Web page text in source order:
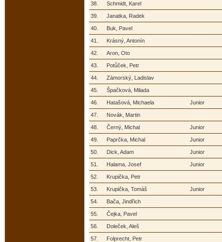
38. Schmidt, Karel
39. Janatka, Radek
40. Buk, Pavel
41. Krásný, Antonín
42. Aron, Oto
43. Potůček, Petr
44. Zámorský, Ladislav
45. Špačková, Milada
46. Hatašová, Michaela Junior
47. Novák, Martin
48. Černý, Michal Junior
49. Paprčka, Michal Junior
50. Dick, Adam Junior
51. Halama, Josef Junior
52. Krupička, Petr
53. Krupička, Tomáš Junior
54. Bača, Jindřich
55. Čejka, Pavel
56. Doleček, Aleš
57. Folprecht, Petr